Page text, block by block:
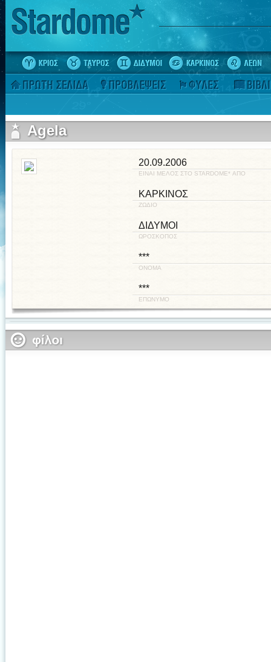
Agela
20.09.2006
ΕΙΝΑΙ ΜΕΛΟΣ ΣΤΟ STARDOME* ΑΠΟ
ΚΑΡΚΙΝΟΣ
ΖΩΔΙΟ
ΔΙΔΥΜΟΙ
ΩΡΟΣΚΟΠΟΣ
***
ΟΝΟΜΑ
***
ΕΠΩΝΥΜΟ